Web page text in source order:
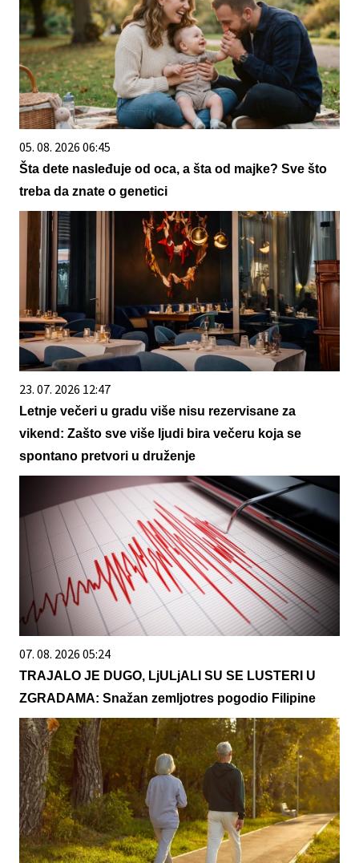
05. 08. 2026 06:45
Šta dete nasleđuje od oca, a šta od majke? Sve što
treba da znate o genetici
23. 07. 2026 12:47
Letnje večeri u gradu više nisu rezervisane za
vikend: Zašto sve više ljudi bira večeru koja se
spontano pretvori u druženje
07. 08. 2026 05:24
TRAJALO JE DUGO, LjULjALI SU SE LUSTERI U
ZGRADAMA: Snažan zemljotres pogodio Filipine